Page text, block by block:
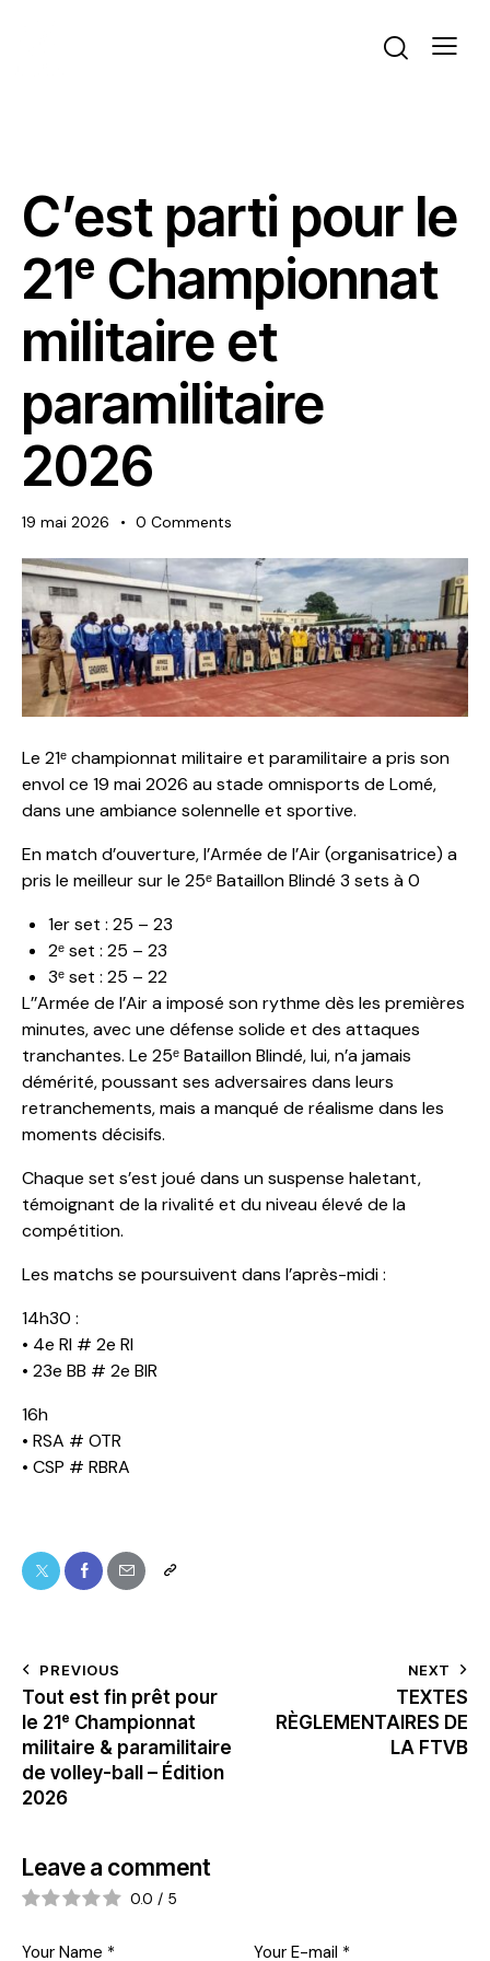
C’est parti pour le
21ᵉ Championnat
militaire et
paramilitaire
2026
19 mai 2026 0 Comments
Le 21ᵉ championnat militaire et paramilitaire a pris son
envol ce 19 mai 2026 au stade omnisports de Lomé,
dans une ambiance solennelle et sportive.
En match d’ouverture, l’Armée de l’Air (organisatrice) a
pris le meilleur sur le 25ᵉ Bataillon Blindé 3 sets à 0
1er set : 25 – 23
2ᵉ set : 25 – 23
3ᵉ set : 25 – 22
L’’Armée de l’Air a imposé son rythme dès les premières
minutes, avec une défense solide et des attaques
tranchantes. Le 25ᵉ Bataillon Blindé, lui, n’a jamais
démérité, poussant ses adversaires dans leurs
retranchements, mais a manqué de réalisme dans les
moments décisifs.
Chaque set s’est joué dans un suspense haletant,
témoignant de la rivalité et du niveau élevé de la
compétition.
Les matchs se poursuivent dans l’après-midi :
14h30 :
•⁠ ⁠4e RI # 2e RI
•⁠ ⁠23e BB # 2e BIR
16h
•⁠ ⁠RSA # OTR
•⁠ ⁠CSP # RBRA
PREVIOUS
Tout est fin prêt pour
le 21ᵉ Championnat
militaire & paramilitaire
de volley-ball – Édition
2026
NEXT
TEXTES
RÈGLEMENTAIRES DE
LA FTVB
Leave a comment
0.0 / 5